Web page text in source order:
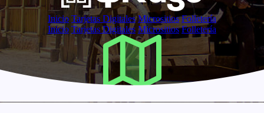
Inicio Tarjetas Digitales Micrositios Folletería
Inicio Tarjetas Digitales Micrositios Folletería